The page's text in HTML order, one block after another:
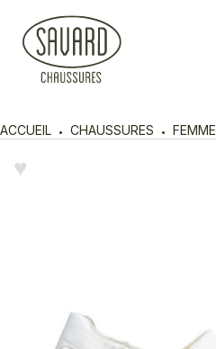
ACCUEIL CHAUSSURES FEMME
♥︎